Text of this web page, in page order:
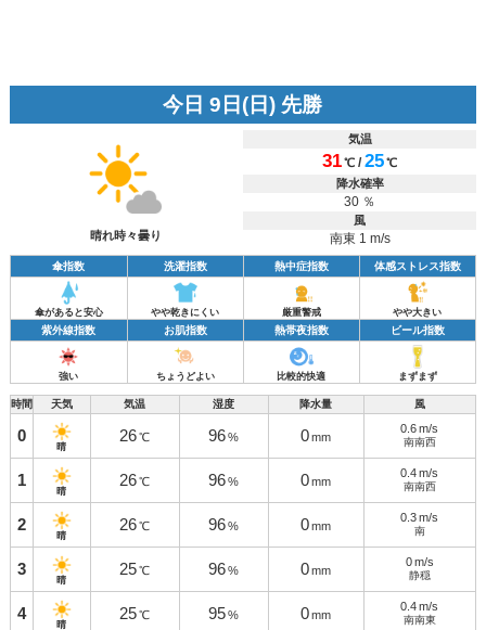
今日 9日(日) 先勝
晴れ時々曇り
気温
31℃ /25℃
降水確率
30 ％
風
南東 1 m/s
傘指数 洗濯指数 熱中症指数 体感ストレス指数
傘があると安心 やや乾きにくい 厳重警戒 やや大きい
紫外線指数 お肌指数 熱帯夜指数 ビール指数
強い ちょうどよい 比較的快適 まずまず
時間 天気 気温 湿度 降水量 風
0
晴
26 ℃ 96 % 0 mm
0.6 m/s
南南西
1
晴
26 ℃ 96 % 0 mm
0.4 m/s
南南西
2
晴
26 ℃ 96 % 0 mm
0.3 m/s
南
3
晴
25 ℃ 96 % 0 mm
0m/s
静穏
4
晴
25 ℃ 95 % 0 mm
0.4 m/s
南南東